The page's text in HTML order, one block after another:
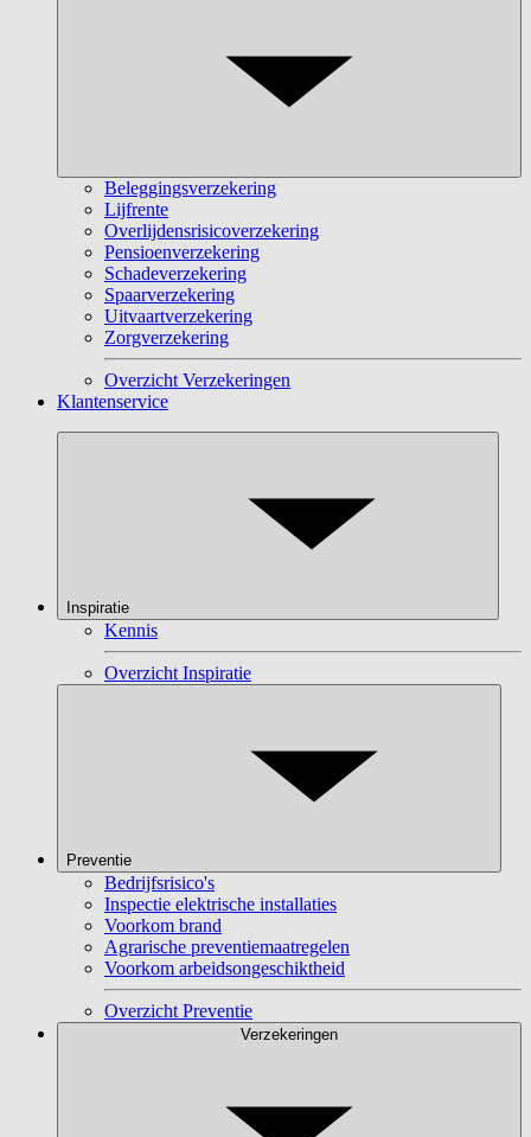
Beleggingsverzekering
Lijfrente
Overlijdensrisicoverzekering
Pensioenverzekering
Schadeverzekering
Spaarverzekering
Uitvaartverzekering
Zorgverzekering
Overzicht Verzekeringen
Klantenservice
Inspiratie
Kennis
Overzicht Inspiratie
Preventie
Bedrijfsrisico's
Inspectie elektrische installaties
Voorkom brand
Agrarische preventiemaatregelen
Voorkom arbeidsongeschiktheid
Overzicht Preventie
Verzekeringen